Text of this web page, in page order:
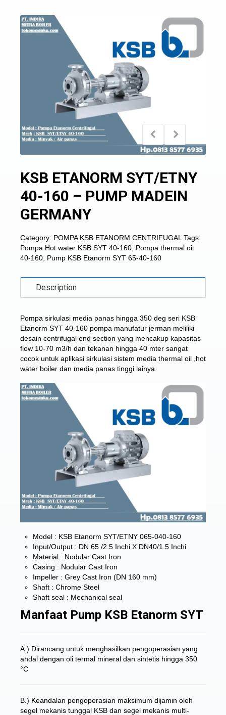
KSB ETANORM SYT/ETNY
40-160 – PUMP MADEIN
GERMANY
Category: POMPA KSB ETANORM CENTRIFUGAL Tags:
Pompa Hot water KSB SYT 40-160 Pompa thermal oil
40-160 Pump KSB Etanorm SYT 65-40-160
Description
Pompa sirkulasi media panas hingga 350 deg seri KSB
Etanorm SYT 40-160 pompa manufatur jerman meliliki
desain centrifugal end section yang mencakup kapasitas
flow 10-70 m3/h dan tekanan hingga 40 mter sangat
cocok untuk aplikasi sirkulasi sistem media thermal oil ,hot
water boiler dan media panas tinggi lainya.
Model : KSB Etanorm SYT/ETNY 065-040-160
Input/Output : DN 65 /2.5 Inchi X DN40/1.5 Inchi
Material : Nodular Cast Iron
Casing : Nodular Cast Iron
Impeller : Grey Cast Iron (DN 160 mm)
Shaft : Chrome Steel
Shaft seal : Mechanical seal
Manfaat Pump KSB Etanorm SYT
A.) Dirancang untuk menghasilkan pengoperasian yang
andal dengan oli termal mineral dan sintetis hingga 350
°C
B.) Keandalan pengoperasian maksimum dijamin oleh
segel mekanis tunggal KSB dan segel mekanis multi-